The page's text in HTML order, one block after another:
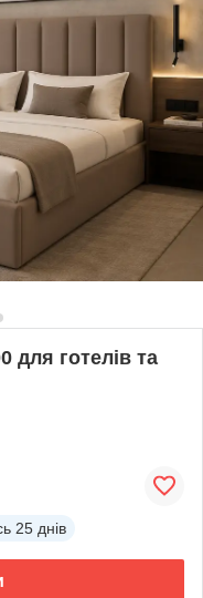
для готелів та
25 днів